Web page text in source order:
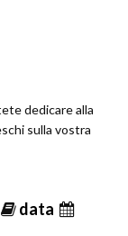
dedicare alla
sulla vostra
data